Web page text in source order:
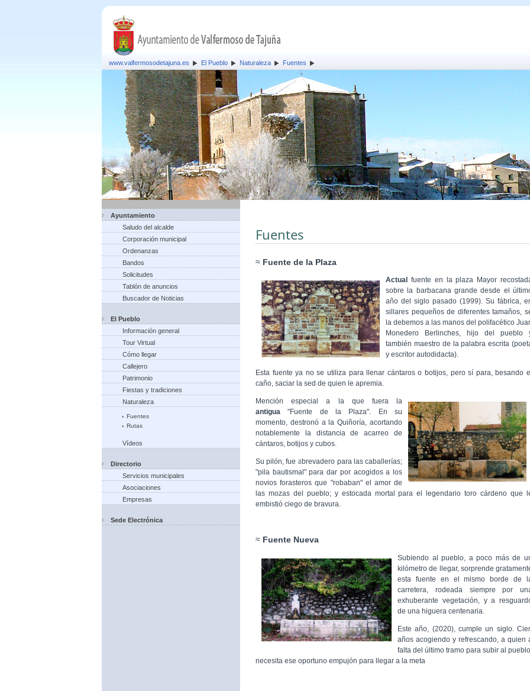
www.valfermosodetajuna.es El Pueblo Naturaleza Fuentes
Ayuntamiento
Saludo del alcalde
Corporación municipal
Ordenanzas
Bandos
Solicitudes
Tablón de anuncios
Buscador de Noticias
El Pueblo
Información general
Tour Virtual
Cómo llegar
Callejero
Patrimonio
Fiestas y tradiciones
Naturaleza
Fuentes
Rutas
Vídeos
Directorio
Servicios municipales
Asociaciones
Empresas
Sede Electrónica
Fuentes
≈ Fuente de la Plaza
Actual
fuente en la plaza Mayor
sobre la barbacana grande desde el
año del siglo pasado (1999). Su fábrica,
sillares pequeños de diferentes tamaños,
la debemos a las manos del polifacético
Monedero Berlinches, hijo del pueblo
también maestro de la palabra escrita
y escritor autodidacta).
Esta fuente ya no se utiliza para llenar cántaros o botijos, pero sí para, besando
caño, saciar la sed de quien le apremia.
Mención especial a la que fuera la
antigua "Fuente de la Plaza". En su
momento, destronó a la Quiñoría, acortando
notablemente la distancia de acarreo de
cántaros, botijos y cubos.
Su pilón, fue abrevadero para las caballerías;
"pila bautismal" para dar por acogidos a los
novios forasteros que "robaban" el amor de
las mozas del pueblo; y estocada mortal para el legendario toro cárdeno que
embistió ciego de bravura.
≈ Fuente Nueva
Subiendo al pueblo, a poco más de
kilómetro de llegar, sorprende
esta fuente en el mismo borde de
carretera, rodeada siempre por
exhuberante vegetación, y a
de una higuera centenaria.
Este año, (2020), cumple un siglo.
años acogiendo y refrescando, a quien
falta del último tramo para subir al
necesita ese oportuno empujón para llegar a la meta